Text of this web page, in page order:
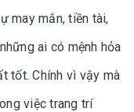
may mắn, tiền tài,
ai có mệnh hỏa
tốt. Chính vì vậy mà
việc trang trí